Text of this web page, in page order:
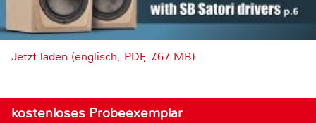
Jetzt laden (englisch, PDF, 7.67 MB)
kostenloses Probeexemplar